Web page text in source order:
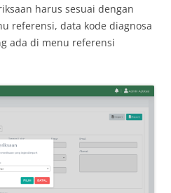
harus sesuai dengan
referensi, data kode diagnosa
ada di menu referensi